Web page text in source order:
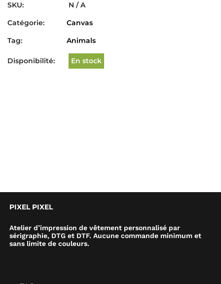
SKU:
N / A
Catégorie:
Canvas
Tag:
Animals
Disponibilité: En stock
PIXEL PIXEL
Atelier d’impression de vêtement personnalisé par
sérigraphie, DTG et DTF. Aucune commande minimum et
sans limite de couleurs.